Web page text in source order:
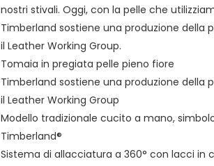
nostri stivali. Oggi, con la pelle che
Timberland sostiene una produzione della
il Leather Working Group.
Tomaia in pregiata pelle pieno fiore
Timberland sostiene una produzione della
il Leather Working Group
Modello tradizionale cucito a mano,
Timberland®
Sistema di allacciatura a 360° con lacci in